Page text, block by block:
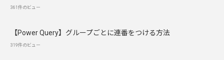
361件のビュー
【Power Query】グループごとに連番をつける方法
319件のビュー